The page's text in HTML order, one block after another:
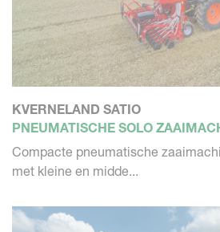
KVERNELAND SATIO
PNEUMATISCHE SOLO
Compacte pneumatische
met kleine en midde...